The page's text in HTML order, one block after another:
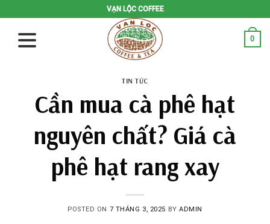
to
content
VẠN LỘC COFFEE
0
TIN TỨC
Cần mua cà phê hạt
nguyên chất? Giá cà
phê hạt rang xay
POSTED ON 7 THÁNG 3, 2025 BYADMIN